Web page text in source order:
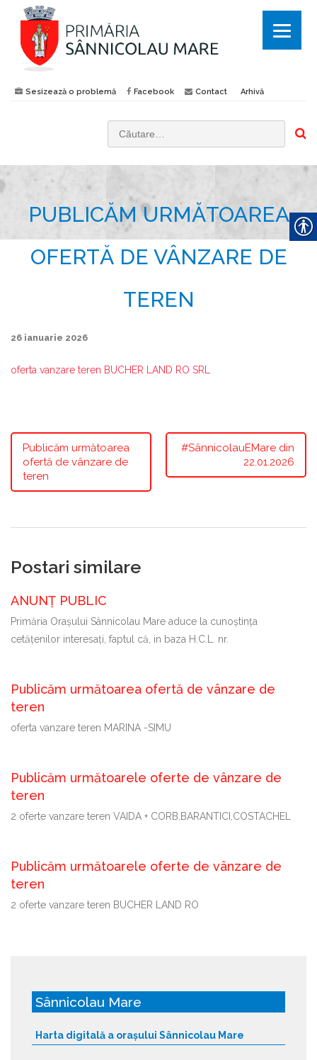
Sesizează o problemă Facebook Contact Arhivă
PUBLICĂM URMĂTOAREA
OFERTĂ DE VÂNZARE DE
TEREN
26 ianuarie 2026
oferta vanzare teren BUCHER LAND RO SRL
Publicăm următoarea
ofertă de vânzare de
teren
#SânnicolauEMare din
22.01.2026
Postari similare
ANUNȚ PUBLIC
Primăria Oraşului Sânnicolau Mare aduce la cunoştinţa
cetăţenilor interesaţi, faptul că, in baza H.C.L. nr.
Publicăm următoarea ofertă de vânzare de
teren
oferta vanzare teren MARINA -SIMU
Publicăm următoarele oferte de vânzare de
teren
2 oferte vanzare teren VAIDA + CORB,BARANTICI,COSTACHEL
Publicăm următoarele oferte de vânzare de
teren
2 oferte vanzare teren BUCHER LAND RO
Sânnicolau Mare
Harta digitală a orașului Sânnicolau Mare